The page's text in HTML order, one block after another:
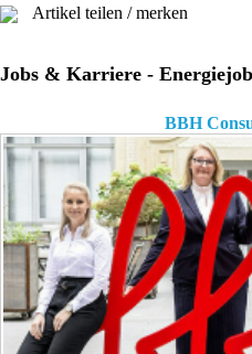
Artikel teilen / merken
Jobs & Karriere -
BBH